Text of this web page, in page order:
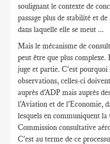
soulignant le contexte de
passage plus de stabilité et
dans laquelle elle se meut ...
Mais le mécanisme de
peut être que plus
juge et partie. C'est pourquoi
observations, celles-ci
auprès d'ADP mais auprès
l'Aviation et de l'Economie,
lesquels en communiquent
Commission consultative
C'est au terme de ce